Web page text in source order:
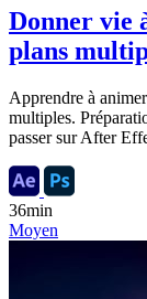
Donner vie
plans
Apprendre à
multiples.
passer sur After
36min
Moyen